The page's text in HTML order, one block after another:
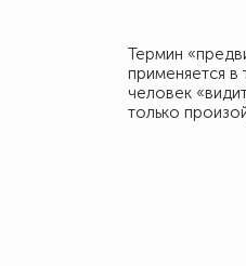
Термин
применяется в
человек
только